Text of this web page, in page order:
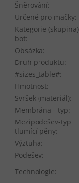
Šněrování:
Určené pro mačky:
Kategorie (skupina)
bot:
Obsázka:
Druh produktu:
#sizes_table#:
Hmotnost:
Svršek (materiál):
Membrána - typ:
Mezipodešev-typ
tlumící pěny:
Výztuha:
Podešev:
Technologie: